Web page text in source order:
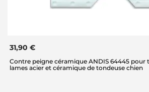
31,90 €
Contre peigne céramique ANDIS 64445 pour
lames acier et céramique de tondeuse chien